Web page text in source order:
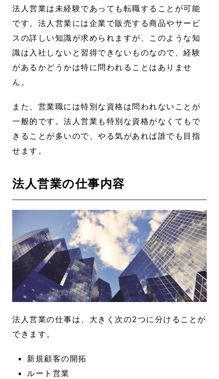
法人営業は未経験であっても転職することが可能
です。法人営業には企業で販売する商品やサービ
スの詳しい知識が求められますが、このような知
識は入社しないと習得できないものなので、経験
があるかどうかは特に問われることはありませ
ん。
また、営業職には特別な資格は問われないことが
一般的です。法人営業も特別な資格がなくてもで
きることが多いので、やる気があれば誰でも目指
せます。
法人営業の仕事内容
法人営業の仕事は、大きく次の2つに分けることが
できます。
新規顧客の開拓
ルート営業